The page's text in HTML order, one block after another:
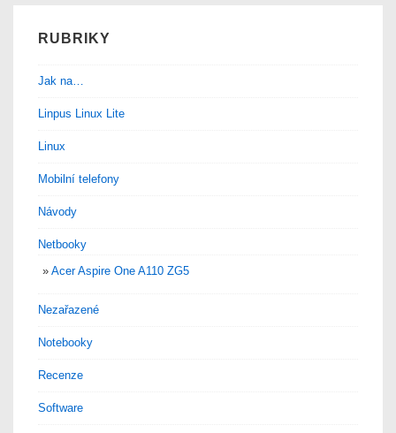
RUBRIKY
Jak na…
Linpus Linux Lite
Linux
Mobilní telefony
Návody
Netbooky
Acer Aspire One A110 ZG5
Nezařazené
Notebooky
Recenze
Software